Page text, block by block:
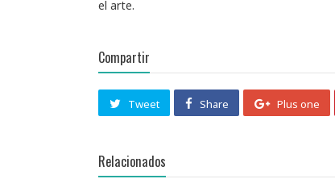
el arte.
Compartir
Tweet Share Plus one
Relacionados